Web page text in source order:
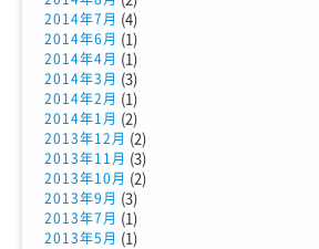
2014年7月 (4)
2014年6月 (1)
2014年4月 (1)
2014年3月 (3)
2014年2月 (1)
2014年1月 (2)
2013年12月 (2)
2013年11月 (3)
2013年10月 (2)
2013年9月 (3)
2013年7月 (1)
2013年5月 (1)